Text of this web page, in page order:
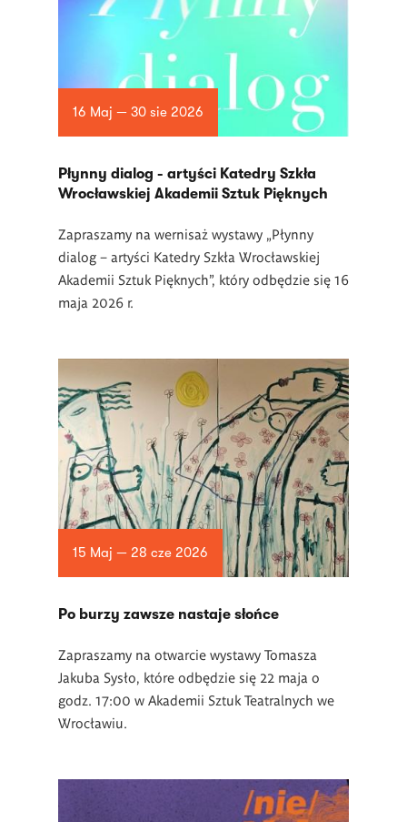
16 Maj — 30 sie 2026
Płynny dialog - artyści Katedry Szkła
Wrocławskiej Akademii Sztuk Pięknych
Zapraszamy na wernisaż wystawy „Płynny
dialog – artyści Katedry Szkła Wrocławskiej
Akademii Sztuk Pięknych”, który odbędzie się 16
maja 2026 r.
15 Maj — 28 cze 2026
Po burzy zawsze nastaje słońce
Zapraszamy na otwarcie wystawy Tomasza
Jakuba Sysło, które odbędzie się 22 maja o
godz. 17:00 w Akademii Sztuk Teatralnych we
Wrocławiu.